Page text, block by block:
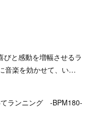
びと感動を増幅させるラ
音楽を効かせて、い…
てランニング -BPM180-